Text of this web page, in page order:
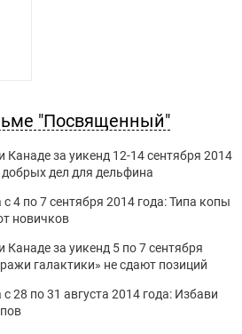
"Посвященный"
за уикенд 12-14 сентября 2014
дел для дельфина
c 4 по 7 сентября 2014 года: Типа копы
новичков
за уикенд 5 по 7 сентября
галактики» не сдают позиций
c 28 по 31 августа 2014 года: Избави